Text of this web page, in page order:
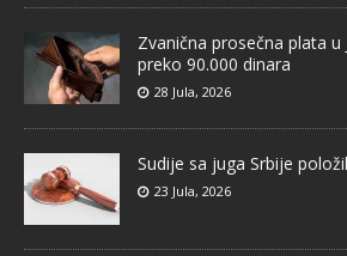
Zvanična prosečna plata u
preko 90.000 dinara
28 Jula, 2026
Sudije sa juga Srbije
23 Jula, 2026